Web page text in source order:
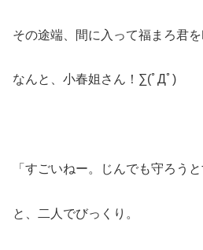
その途端、間に入って福まろ君を
なんと、小春姐さん！∑(ﾟДﾟ)
「すごいねー。じんでも守ろうと
と、二人でびっくり。